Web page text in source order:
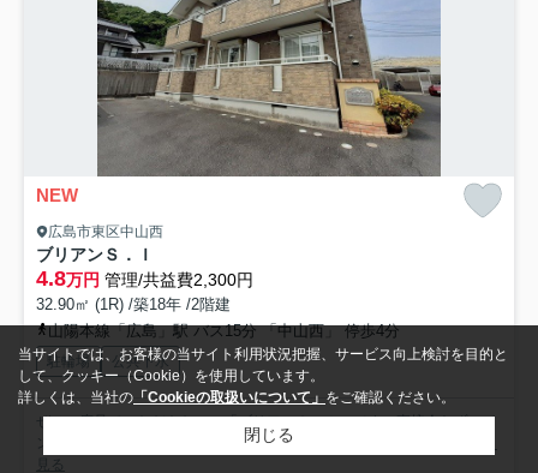
NEW
広島市東区中山西
ブリアンＳ．Ｉ
4.8万円 管理/共益費2,300円
32.90㎡ (1R) /築18年 /2階建
山陽本線「広島」駅 バス15分 「中山西」 停歩4分
駐輪場 公共下水
ぜひ一度見ていただきたい、「ブリアンＳ．Ｉ」です。直接会わずにイ
ンターホン越しに来訪者を確認できるので、トラブル回避にも...
見る
当サイトでは、お客様の当サイト利用状況把握、サービス向上検討を目的と
して、クッキー（Cookie）を使用しています。
詳しくは、当社の 「Cookieの取扱いについて」 をご確認ください。
閉じる